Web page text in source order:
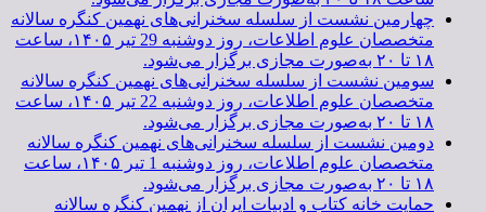
چهارمین نشست از سلسله سخنرانی‌های نهمین کنگره سالانه
متخصصان علوم اطلاعات، روز دوشنبه 29 تیر ۱۴۰۵، ساعت
۱۸ تا ۲۰ به‌صورت مجازی برگزار می‌شود.
سومین نشست از سلسله سخنرانی‌های نهمین کنگره سالانه
متخصصان علوم اطلاعات، روز دوشنبه 22 تیر ۱۴۰۵، ساعت
۱۸ تا ۲۰ به‌صورت مجازی برگزار می‌شود.
دومین نشست از سلسله سخنرانی‌های نهمین کنگره سالانه
متخصصان علوم اطلاعات، روز دوشنبه 1 تیر ۱۴۰۵، ساعت
۱۸ تا ۲۰ به‌صورت مجازی برگزار می‌شود.
حمایت خانه کتاب و ادبیات ایران از نهمین کنگره سالانه